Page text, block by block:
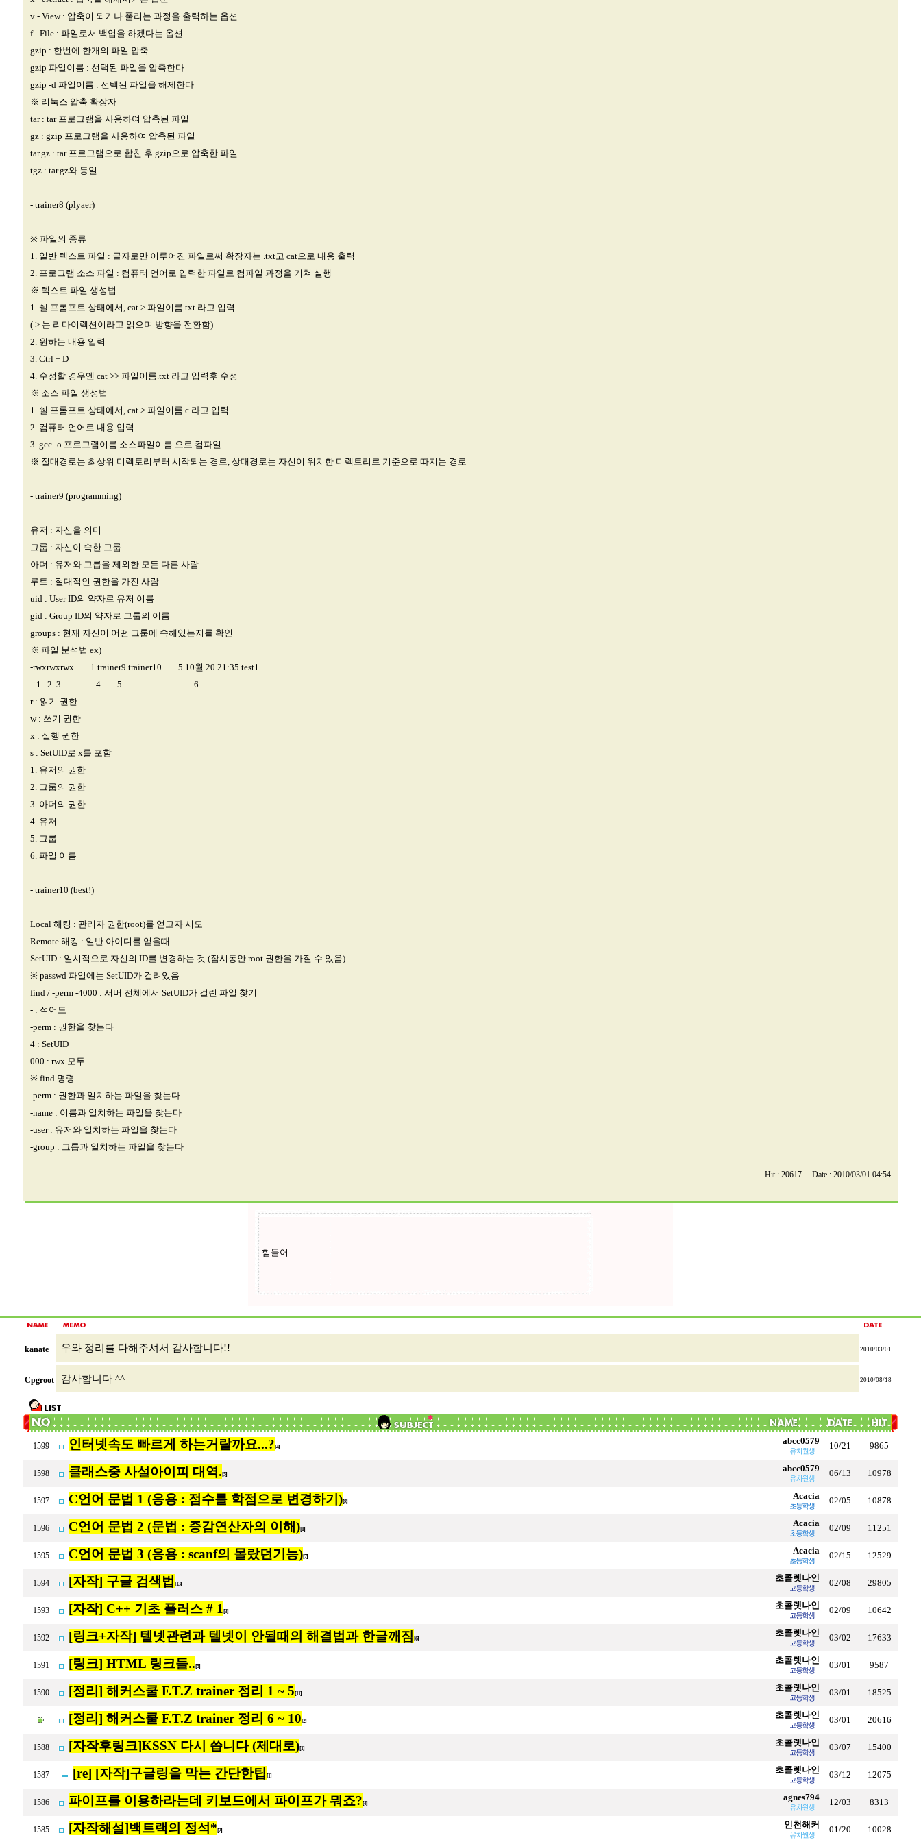
v - View : 압축이 되거나 풀리는 과정을 출력하는 옵션
f - File : 파일로서 백업을 하겠다는 옵션
gzip : 한번에 한개의 파일 압축
gzip 파일이름 : 선택된 파일을 압축한다
gzip -d 파일이름 : 선택된 파일을 해제한다
※ 리눅스 압축 확장자
tar : tar 프로그램을 사용하여 압축된 파일
gz : gzip 프로그램을 사용하여 압축된 파일
tar.gz : tar 프로그램으로 합친 후 gzip으로 압축한 파일
tgz : tar.gz와 동일
- trainer8 (plyaer)
※ 파일의 종류
1. 일반 텍스트 파일 : 글자로만 이루어진 파일로써 확장자는 .txt고 cat으로 내용 출력
2. 프로그램 소스 파일 : 컴퓨터 언어로 입력한 파일로 컴파일 과정을 거쳐 실행
※ 텍스트 파일 생성법
1. 쉘 프롬프트 상태에서, cat > 파일이름.txt 라고 입력
( > 는 리다이렉션이라고 읽으며 방향을 전환함)
2. 원하는 내용 입력
3. Ctrl + D
4. 수정할 경우엔 cat >> 파일이름.txt 라고 입력후 수정
※ 소스 파일 생성법
1. 쉘 프롬프트 상태에서, cat > 파일이름.c 라고 입력
2. 컴퓨터 언어로 내용 입력
3. gcc -o 프로그램이름 소스파일이름 으로 컴파일
※ 절대경로는 최상위 디렉토리부터 시작되는 경로, 상대경로는 자신이 위치한 디렉토리르 기준으로 따지는 경로
- trainer9 (programming)
유저 : 자신을 의미
그룹 : 자신이 속한 그룹
아더 : 유저와 그룹을 제외한 모든 다른 사람
루트 : 절대적인 권한을 가진 사람
uid : User ID의 약자로 유저 이름
gid : Group ID의 약자로 그룹의 이름
groups : 현재 자신이 어떤 그룹에 속해있는지를 확인
※ 파일 분석법 ex)
-rwxrwxrwx 1 trainer9 trainer10 5 10월 20 21:35 test1
1 2 3 4 5 6
r : 읽기 권한
w : 쓰기 권한
x : 실행 권한
s : SetUID로 x를 포함
1. 유저의 권한
2. 그룹의 권한
3. 아더의 권한
4. 유저
5. 그룹
6. 파일 이름
- trainer10 (best!)
Local 해킹 : 관리자 권한(root)를 얻고자 시도
Remote 해킹 : 일반 아이디를 얻을때
SetUID : 일시적으로 자신의 ID를 변경하는 것 (잠시동안 root 권한을 가질 수 있음)
※ passwd 파일에는 SetUID가 걸려있음
find / -perm -4000 : 서버 전체에서 SetUID가 걸린 파일 찾기
- : 적어도
-perm : 권한을 찾는다
4 : SetUID
000 : rwx 모두
※ find 명령
-perm : 권한과 일치하는 파일을 찾는다
-name : 이름과 일치하는 파일을 찾는다
-user : 유저와 일치하는 파일을 찾는다
-group : 그룹과 일치하는 파일을 찾는다
Hit : 20617 Date : 2010/03/01 04:54
kanate 우와 정리를 다해주셔서 감사합니다!! 2010/03/01
Cpgroot 감사합니다 ^^ 2010/08/18
1599 인터넷속도 빠르게 하는거랄까요...? [4]
abcc0579 10/21 9865
1598 클래스중 사설아이피 대역. [5]
abcc0579 06/13 10978
1597 C언어 문법 1 (응용 : 점수를 학점으로 변경하기)[8]
Acacia 02/05 10878
1596 C언어 문법 2 (문법 : 증감연산자의 이해)[1]
Acacia 02/09 11251
1595 C언어 문법 3 (응용 : scanf의 몰랐던기능)[7]
Acacia 02/15 12529
1594 [자작] 구글 검색법 [13]
초콜렛나인 02/08 29805
1593 [자작] C++ 기초 플러스 # 1 [3]
초콜렛나인 02/09 10642
1592 [링크+자작] 텔넷관련과 텔넷이 안될때의 해결법과 한글깨짐 [6]
초콜렛나인 03/02 17633
1591 [링크] HTML 링크들.. [5]
초콜렛나인 03/01 9587
1590 [정리] 해커스쿨 F.T.Z trainer 정리 1 ~ 5 [11]
초콜렛나인 03/01 18525
[정리] 해커스쿨 F.T.Z trainer 정리 6 ~ 10 [2]
초콜렛나인 03/01 20616
1588 [자작후링크]KSSN 다시 씁니다 (제대로)[1]
초콜렛나인 03/07 15400
1587 [re] [자작]구글링을 막는 간단한팁 [1]
초콜렛나인 03/12 12075
1586 파이프를 이용하라는데 키보드에서 파이프가 뭐죠? [4]
agnes794 12/03 8313
1585 [자작해설]백트랙의 정석* [2]
인천해커 01/20 10028